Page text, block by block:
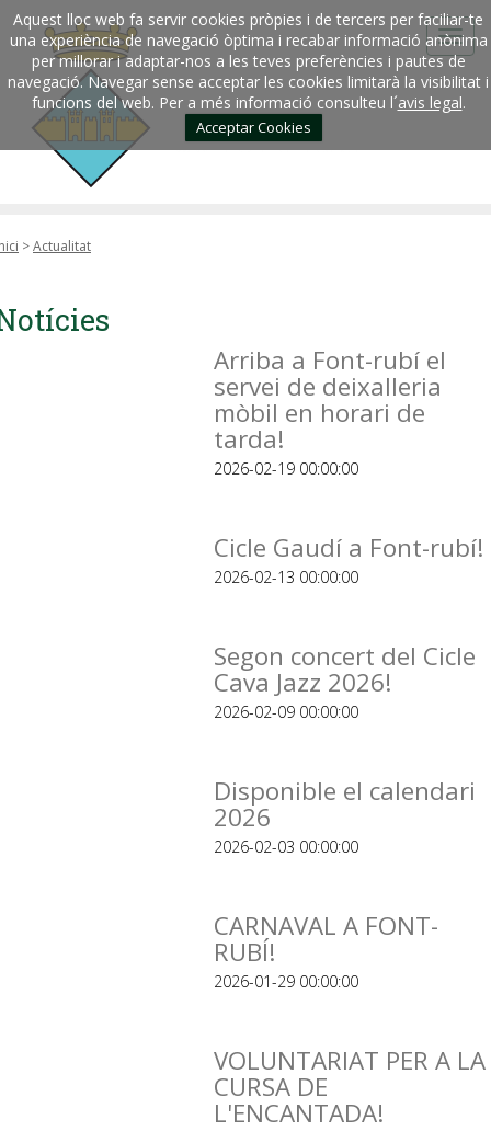
Aquest lloc web fa servir cookies pròpies i de tercers per faciliar-te
una experiència de navegació òptima i recabar informació anònima
per millorar i adaptar-nos a les teves preferències i pautes de
navegació. Navegar sense acceptar les cookies limitarà la visibilitat i
funcions del web. Per a més informació consulteu l´avis legal.
Acceptar Cookies
>Actualitat
Arriba a Font-rubí el
servei de deixalleria
mòbil en horari de
tarda!
2026-02-19 00:00:00
Cicle Gaudí a Font-rubí!
2026-02-13 00:00:00
Segon concert del Cicle
Cava Jazz 2026!
2026-02-09 00:00:00
Disponible el calendari
2026
2026-02-03 00:00:00
CARNAVAL A FONT-
RUBÍ!
2026-01-29 00:00:00
VOLUNTARIAT PER A LA
CURSA DE
L'ENCANTADA!